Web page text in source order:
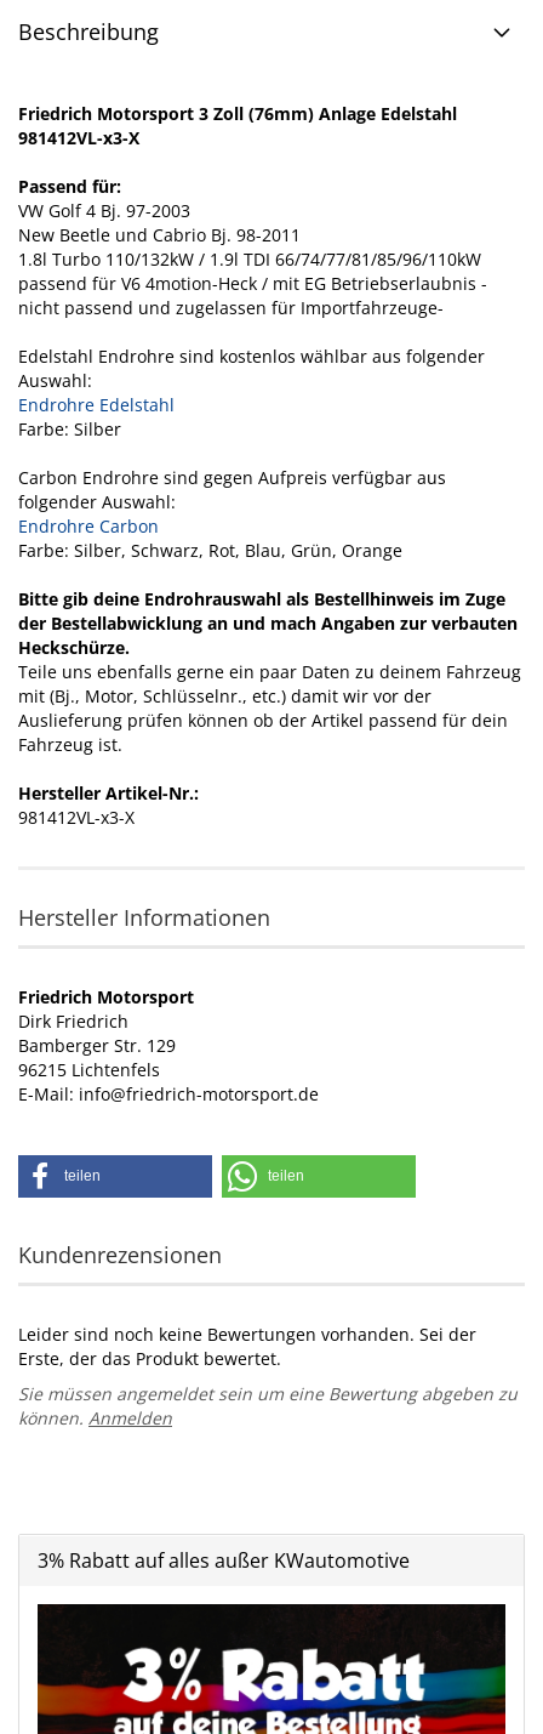
Beschreibung
Friedrich Motorsport 3 Zoll (76mm) Anlage Edelstahl
981412VL-x3-X
Passend für:
VW Golf 4 Bj. 97-2003
New Beetle und Cabrio Bj. 98-2011
1.8l Turbo 110/132kW / 1.9l TDI 66/74/77/81/85/96/110kW
passend für V6 4motion-Heck / mit EG Betriebserlaubnis -
nicht passend und zugelassen für Importfahrzeuge-
Edelstahl Endrohre sind kostenlos wählbar aus folgender
Auswahl:
Endrohre Edelstahl
Farbe: Silber
Carbon Endrohre sind gegen Aufpreis verfügbar aus
folgender Auswahl:
Endrohre Carbon
Farbe: Silber, Schwarz, Rot, Blau, Grün, Orange
Bitte gib deine Endrohrauswahl als Bestellhinweis im Zuge
der Bestellabwicklung an und mach Angaben zur verbauten
Heckschürze.
Teile uns ebenfalls gerne ein paar Daten zu deinem Fahrzeug
mit (Bj., Motor, Schlüsselnr., etc.) damit wir vor der
Auslieferung prüfen können ob der Artikel passend für dein
Fahrzeug ist.
Hersteller Artikel-Nr.:
981412VL-x3-X
Hersteller Informationen
Friedrich Motorsport
Dirk Friedrich
Bamberger Str. 129
96215 Lichtenfels
E-Mail: info@friedrich-motorsport.de
teilen teilen
Kundenrezensionen
Leider sind noch keine Bewertungen vorhanden. Sei der
Erste, der das Produkt bewertet.
Sie müssen angemeldet sein um eine Bewertung abgeben zu
können. Anmelden
3% Rabatt auf alles außer KWautomotive